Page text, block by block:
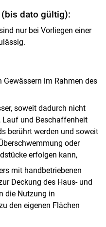
content
dato gültig):
nur bei Vorliegen einer
im Rahmen des
soweit dadurch nicht
Lauf und Beschaffenheit
berührt werden und soweit
oder
erfolgen kann,
mit handbetriebenen
Deckung des Haus- und
die Nutzung in
den eigenen Flächen